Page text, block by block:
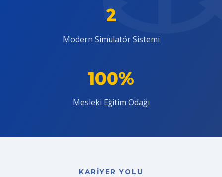
2
Modern Simülatör Sistemi
100%
Mesleki Eğitim Odağı
KARIYER YOLU